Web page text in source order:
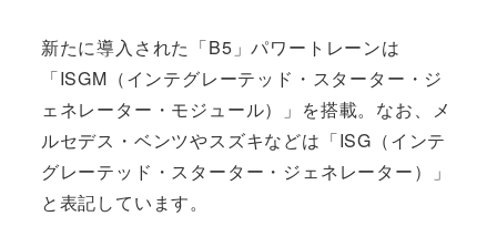
新たに導入された「B5」パワートレーンは
「ISGM（インテグレーテッド・スターター・ジ
ェネレーター・モジュール）」を搭載。なお、メ
ルセデス・ベンツやスズキなどは「ISG（インテ
グレーテッド・スターター・ジェネレーター）」
と表記しています。